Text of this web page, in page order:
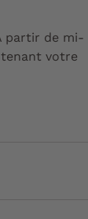
partir de mi-
votre